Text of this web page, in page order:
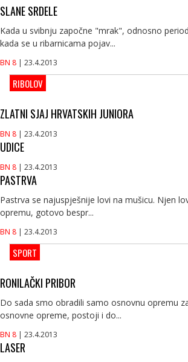
SLANE SRDELE
Kada u svibnju započne "mrak", odnosno
kada se u ribarnicama pojav...
BN 8 | 23.4.2013
RIBOLOV
ZLATNI SJAJ HRVATSKIH JUNIORA
BN 8 | 23.4.2013
UDICE
BN 8 | 23.4.2013
PASTRVA
Pastrva se najuspješnije lovi na mušicu. Njen
opremu, gotovo bespr...
BN 8 | 23.4.2013
SPORT
RONILAČKI PRIBOR
Do sada smo obradili samo osnovnu opremu
osnovne opreme, postoji i do...
BN 8 | 23.4.2013
LASER